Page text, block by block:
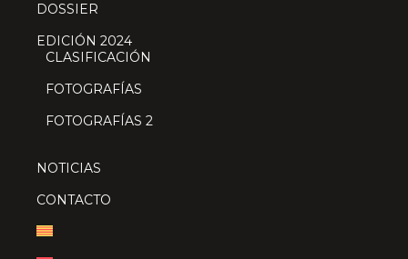
DOSSIER
EDICIÓN 2024
CLASIFICACIÓN
FOTOGRAFÍAS
FOTOGRAFÍAS 2
NOTICIAS
CONTACTO